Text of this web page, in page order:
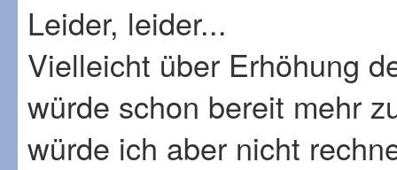
Leider, leider...
Vielleicht über Erhöhung
würde schon bereit mehr
würde ich aber nicht